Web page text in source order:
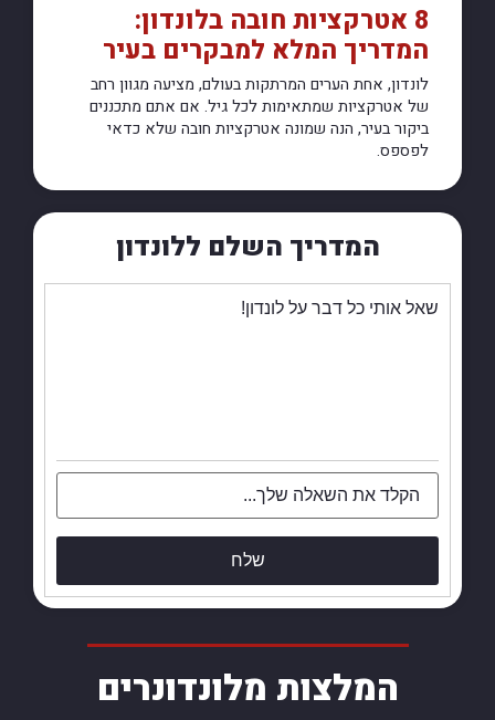
8 אטרקציות חובה בלונדון:
המדריך המלא למבקרים בעיר
לונדון, אחת הערים המרתקות בעולם, מציעה מגוון רחב
של אטרקציות שמתאימות לכל גיל. אם אתם מתכננים
ביקור בעיר, הנה שמונה אטרקציות חובה שלא כדאי
לפספס.
המדריך השלם ללונדון
שאל אותי כל דבר על לונדון!
שלח
המלצות מלונדונרים